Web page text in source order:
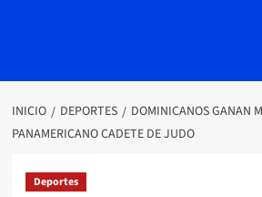
INICIO DEPORTES
DOMINICANOS GANAN
PANAMERICANO CADETE DE JUDO
Deportes